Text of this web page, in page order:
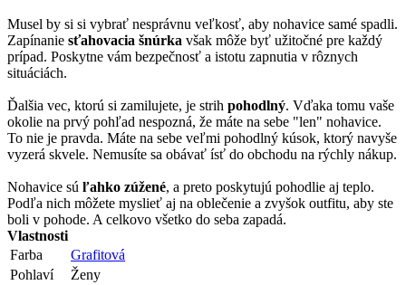
Musel by si si vybrať nesprávnu veľkosť, aby nohavice samé spadli.
Zapínanie sťahovacia šnúrka však môže byť užitočné pre každý
prípad. Poskytne vám bezpečnosť a istotu zapnutia v rôznych
situáciách.
Ďalšia vec, ktorú si zamilujete, je strih pohodlný. Vďaka tomu vaše
okolie na prvý pohľad nespozná, že máte na sebe "len" nohavice.
To nie je pravda. Máte na sebe veľmi pohodlný kúsok, ktorý navyše
vyzerá skvele. Nemusíte sa obávať ísť do obchodu na rýchly nákup.
Nohavice sú ľahko zúžené, a preto poskytujú pohodlie aj teplo.
Podľa nich môžete myslieť aj na oblečenie a zvyšok outfitu, aby ste
boli v pohode. A celkovo všetko do seba zapadá.
Vlastnosti
Farba
Grafitová
Pohlaví
Ženy